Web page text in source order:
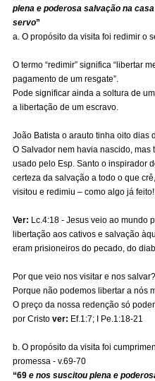
plena e poderosa salvação na
servo”
a. O propósito da visita foi redimir o
O termo “redimir” significa “libertar
pagamento de um resgate”.
Pode significar ainda a soltura de
a libertação de um escravo.
João Batista o arauto tinha oito dias
O Salvador nem havia nascido, mas
usado pelo Esp. Santo o inspirador
certeza da salvação a todo o que
visitou e redimiu – como algo já feito!
Ver: Lc.4:18 - Jesus veio ao mundo
libertação aos cativos e salvação
eram prisioneiros do pecado, do
Por que veio nos visitar e nos salvar?
Porque não podemos libertar a nós
O preço da nossa redenção só
por Cristo ver: Ef.1:7; I Pe.1:18-21
b. O propósito da visita foi
promessa - v.69-70
“69 e nos suscitou plena e